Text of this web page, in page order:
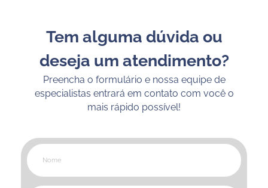
Tem alguma dúvida ou
deseja um atendimento?
Preencha o formulário e nossa equipe de
especialistas entrará em contato com você o
mais rápido possível!